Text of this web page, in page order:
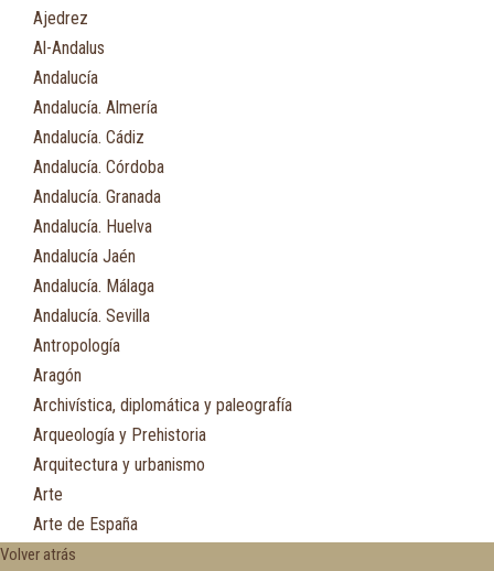
Ajedrez
Al-Andalus
Andalucía
Andalucía. Almería
Andalucía. Cádiz
Andalucía. Córdoba
Andalucía. Granada
Andalucía. Huelva
Andalucía Jaén
Andalucía. Málaga
Andalucía. Sevilla
Antropología
Aragón
Archivística, diplomática y paleografía
Arqueología y Prehistoria
Arquitectura y urbanismo
Arte
Arte de España
Asia
Volver atrás